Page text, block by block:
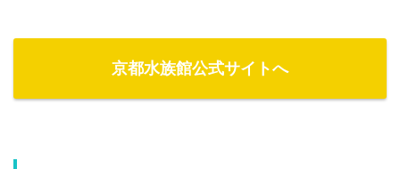
京都水族館公式サイトへ